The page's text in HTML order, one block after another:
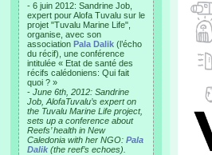
- 6 juin 2012: Sandrine Job,
expert pour Alofa Tuvalu sur le
projet "Tuvalu Marine Life",
organise, avec son
association Pala Dalik (l’écho
du récif), une conférence
intitulée « Etat de santé des
récifs calédoniens: Qui fait
quoi ? »
- June 6th, 2012: Sandrine
Job, AlofaTuvalu’s expert on
the Tuvalu Marine Life project,
sets up a conference about
Reefs’ health in New
Caledonia with her NGO: Pala
Dalik (the reef’s echoes).